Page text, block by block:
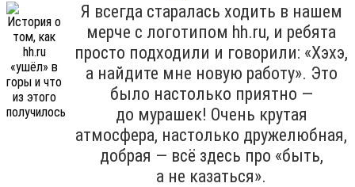
Я всегда старалась ходить в нашем
мерче с логотипом hh.ru, и ребята
просто подходили и говорили: «Хэхэ,
а найдите мне новую работу». Это
было настолько приятно —
до мурашек! Очень крутая
атмосфера, настолько дружелюбная,
добрая — всё здесь про «быть,
а не казаться».